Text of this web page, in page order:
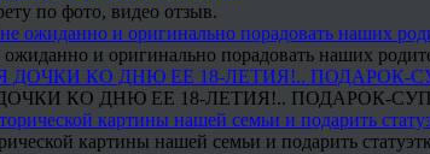
по фото, видео отзыв.
и оригинально порадовать наших
КО ДНЮ ЕЕ 18-ЛЕТИЯ!.. ПОДАРОК-
картины нашей семьи и подарить